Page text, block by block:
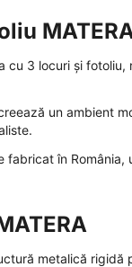
cu 3 locuri și
un ambient
fabricat în
metalică